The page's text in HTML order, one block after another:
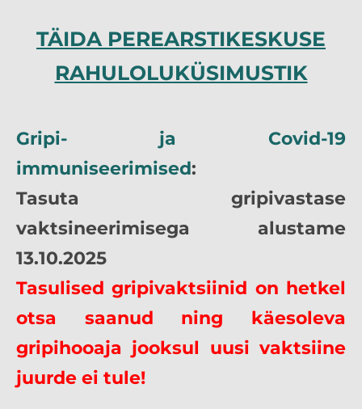
TÄIDA PEREARSTIKESKUSE
RAHULOLUKÜSIMUSTIK
Gripi- ja Covid-19
immuniseerimised:
Tasuta gripivastase
vaktsineerimisega alustame
13.10.2025
Tasulised gripivaktsiinid on hetkel
otsa saanud ning käesoleva
gripihooaja jooksul uusi vaktsiine
juurde ei tule!